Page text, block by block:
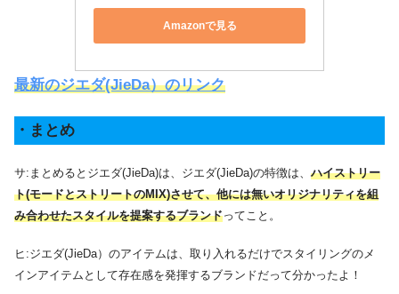
Amazonで見る
最新のジエダ(JieDa）のリンク
・まとめ
サ:まとめるとジエダ(JieDa)は、ジエダ(JieDa)の特徴は、 ハイストリー
ト(モードとストリートのMIX)させて、他には無いオリジナリティを組
み合わせたスタイルを提案するブランドってこと。
ヒ:ジエダ(JieDa）のアイテムは、取り入れるだけでスタイリングのメ
インアイテムとして存在感を発揮するブランドだって分かったよ！